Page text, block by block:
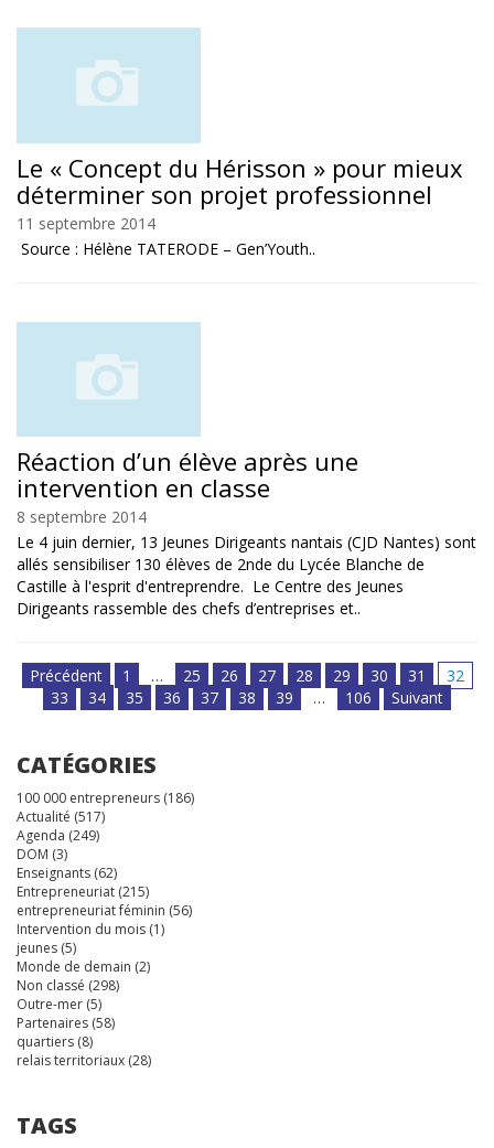
Le « Concept du Hérisson » pour mieux
déterminer son projet professionnel
11 septembre 2014
Source : Hélène TATERODE – Gen’Youth..
Réaction d’un élève après une
intervention en classe
8 septembre 2014
Le 4 juin dernier, 13 Jeunes Dirigeants nantais (CJD Nantes) sont
allés sensibiliser 130 élèves de 2nde du Lycée Blanche de
Castille à l'esprit d'entreprendre. Le Centre des Jeunes
Dirigeants rassemble des chefs d’entreprises et..
Précédent 1 … 25 26 27 28 29 30 31
32
33
34 35 36 37 38 39 … 106 Suivant
CATÉGORIES
100 000 entrepreneurs (186)
Actualité (517)
Agenda (249)
DOM (3)
Enseignants (62)
Entrepreneuriat (215)
entrepreneuriat féminin (56)
Intervention du mois (1)
jeunes (5)
Monde de demain (2)
Non classé (298)
Outre-mer (5)
Partenaires (58)
quartiers (8)
relais territoriaux (28)
TAGS